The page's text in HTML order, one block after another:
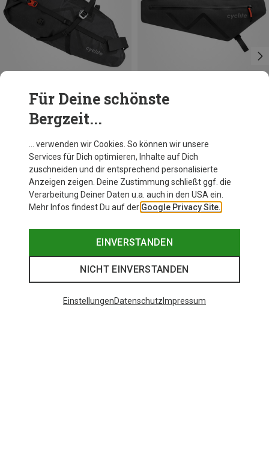
Saddle Bag / 02 Satteltasche
179,95 €
Cyclite
Frame Bag / 02 Rahmentasche
119,95 €
Für Deine schönste
Bergzeit...
… verwenden wir Cookies. So können wir unsere
Services für Dich optimieren, Inhalte auf Dich
zuschneiden und dir entsprechend personalisierte
Anzeigen zeigen. Deine Zustimmung schließt ggf. die
Verarbeitung Deiner Daten u.a. auch in den USA ein.
Mehr Infos findest Du auf der Google Privacy Site.
EINVERSTANDEN
NICHT EINVERSTANDEN
EinstellungenDatenschutz Impressum